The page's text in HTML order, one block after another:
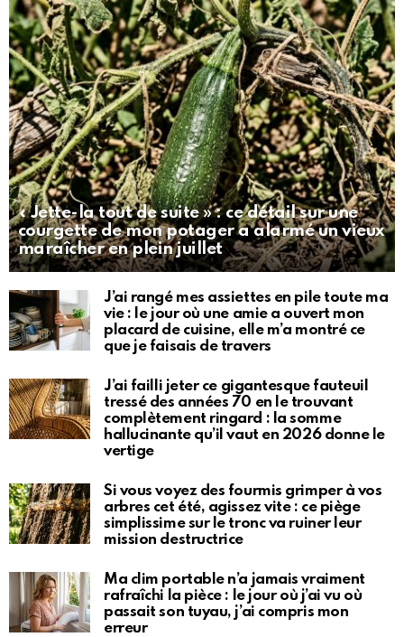
« Jette-la tout de suite » : ce détail sur une
courgette de mon potager a alarmé un vieux
maraîcher en plein juillet
J’ai rangé mes assiettes en pile toute ma
vie : le jour où une amie a ouvert mon
placard de cuisine, elle m’a montré ce
que je faisais de travers
J’ai failli jeter ce gigantesque fauteuil
tressé des années 70 en le trouvant
complètement ringard : la somme
hallucinante qu’il vaut en 2026 donne le
vertige
Si vous voyez des fourmis grimper à vos
arbres cet été, agissez vite : ce piège
simplissime sur le tronc va ruiner leur
mission destructrice
Ma clim portable n’a jamais vraiment
rafraîchi la pièce : le jour où j’ai vu où
passait son tuyau, j’ai compris mon
erreur